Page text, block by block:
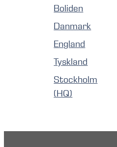
Boliden
Danmark
England
Tyskland
Stockholm
(HQ)